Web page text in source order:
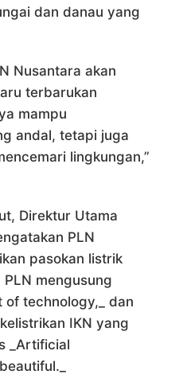
dan danau yang
Nusantara akan
terbarukan
mampu
andal, tetapi juga
lingkungan,”
Direktur Utama
PLN
pasokan listrik
mengusung
technology,_ dan
IKN yang
_Artificial